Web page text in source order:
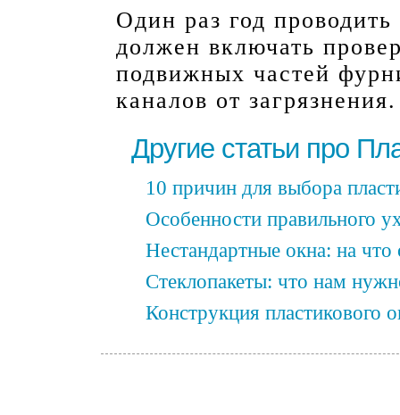
Один раз год
должен включать
подвижных частей
каналов от загрязнения.
Другие статьи про
10 причин для выбора
Особенности правильного
Нестандартные окна: на что
Стеклопакеты: что нам
Конструкция пластикового